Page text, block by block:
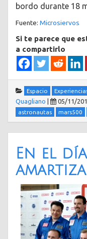
bordo durante 18
Fuente: Microsiervos
Si te parece que
a compartirlo
Espacio
Quagliano | 05/11/
astronautas mars500
En el
amartiza